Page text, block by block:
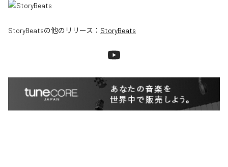
StoryBeatsの他のリリース： StoryBeats